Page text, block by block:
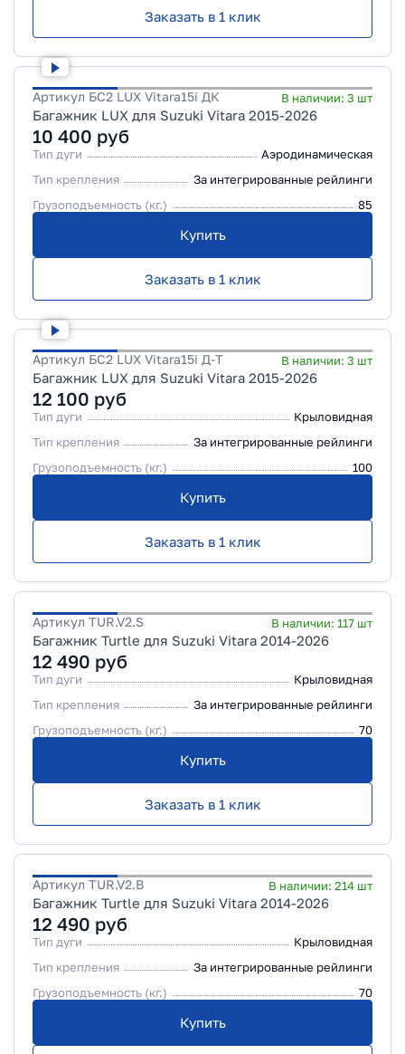
Заказать в 1 клик
Артикул БС2 LUX Vitara15i ДК В наличии: 3 шт
Багажник LUX для Suzuki Vitara 2015-2026
10 400 руб
Тип дуги
Аэродинамическая
Тип крепления
За интегрированные рейлинги
Грузоподъемность (кг.)
85
Купить
Заказать в 1 клик
Артикул БС2 LUX Vitara15i Д-Т В наличии: 3 шт
Багажник LUX для Suzuki Vitara 2015-2026
12 100 руб
Тип дуги
Крыловидная
Тип крепления
За интегрированные рейлинги
Грузоподъемность (кг.)
100
Купить
Заказать в 1 клик
Артикул TUR.V2.S В наличии: 117 шт
Багажник Turtle для Suzuki Vitara 2014-2026
12 490 руб
Тип дуги
Крыловидная
Тип крепления
За интегрированные рейлинги
Грузоподъемность (кг.)
70
Купить
Заказать в 1 клик
Артикул TUR.V2.B В наличии: 214 шт
Багажник Turtle для Suzuki Vitara 2014-2026
12 490 руб
Тип дуги
Крыловидная
Тип крепления
За интегрированные рейлинги
Грузоподъемность (кг.)
70
Купить